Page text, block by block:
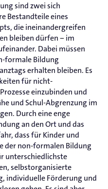
sind zwei sich
Bestandteile eines
die ineinandergreifen
bleiben dürfen − im
Dabei müssen
formale Bildung
erhalten bleiben. Es
für nicht-
einzubinden und
und Schul-Abgrenzung im
Durch eine enge
an den Ort und das
dass für Kinder und
der non-formalen Bildung
unterschiedlichste
selbstorganisierte
individuelle Förderung und